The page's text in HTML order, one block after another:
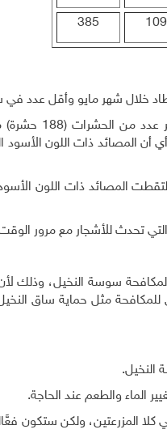
109
385
خلال شهر مايو وأقل عدد في
وكان هناك تأثير واضح للون المصيدة في أعداد
من مايو وحتى سبتمبر، أي أن المصائد ذات اللون
المصائد ذات اللون
تحدث للأشجار مع مرور
سوسة النخيل، وذلك
مثل حماية ساق
النخيل.
الماء والطعم عند الحاجة.
كلا المزرعتين، ولكن ستكون